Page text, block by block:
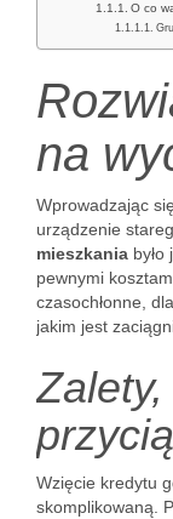
O co
na
Wprowadzając
urządzenie
mieszkania
pewnymi
czasochłonne,
jakim jest
Wzięcie kredytu
skomplikowaną.